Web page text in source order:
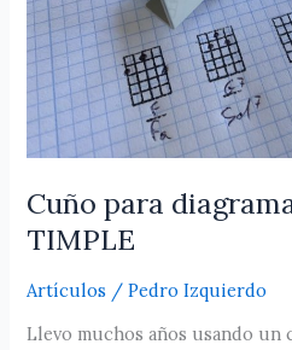
Cuño para
TIMPLE
Artículos /Pedro Izquierdo
Llevo muchos años usando un